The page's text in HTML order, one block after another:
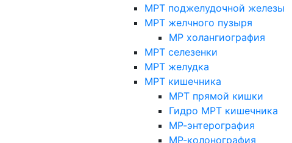
МРТ поджелудочной железы
МРТ желчного пузыря
МР холангиография
МРТ селезенки
МРТ желудка
МРТ кишечника
МРТ прямой кишки
Гидро МРТ кишечника
МР-энтерография
МР-колонография